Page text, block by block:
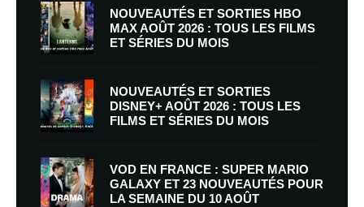
NOUVEAUTÉS ET SORTIES HBO
MAX AOÛT 2026 : TOUS LES FILMS
ET SÉRIES DU MOIS
NOUVEAUTÉS ET SORTIES
DISNEY+ AOÛT 2026 : TOUS LES
FILMS ET SÉRIES DU MOIS
VOD EN FRANCE : SUPER MARIO
GALAXY ET 23 NOUVEAUTÉS POUR
LA SEMAINE DU 10 AOÛT